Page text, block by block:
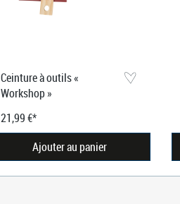
Ceinture à outils «
Workshop »
21,99 €*
Ajouter au panier